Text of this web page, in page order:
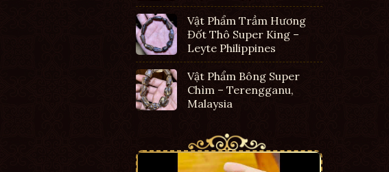
Vật Phẩm Trầm Hương
Đốt Thô Super King –
Leyte Philippines
Vật Phẩm Bông Super
Chìm – Terengganu,
Malaysia